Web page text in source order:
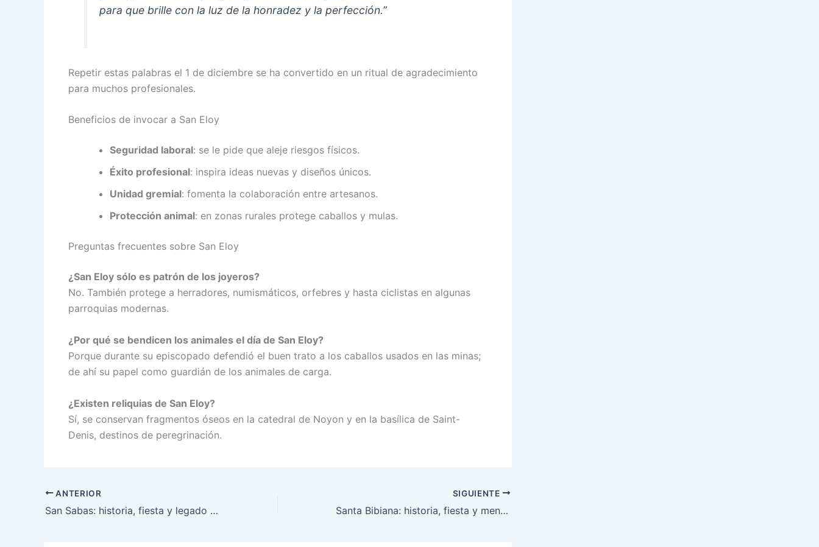
para que brille con la luz de la honradez y la perfección.”
Repetir estas palabras el 1 de diciembre se ha convertido en un ritual de agradecimiento
para muchos profesionales.
Beneficios de invocar a San Eloy
Seguridad laboral: se le pide que aleje riesgos físicos.
Éxito profesional: inspira ideas nuevas y diseños únicos.
Unidad gremial: fomenta la colaboración entre artesanos.
Protección animal: en zonas rurales protege caballos y mulas.
Preguntas frecuentes sobre San Eloy
¿San Eloy sólo es patrón de los joyeros?
No. También protege a herradores, numismáticos, orfebres y hasta ciclistas en algunas
parroquias modernas.
¿Por qué se bendicen los animales el día de San Eloy?
Porque durante su episcopado defendió el buen trato a los caballos usados en las minas;
de ahí su papel como guardián de los animales de carga.
¿Existen reliquias de San Eloy?
Sí, se conservan fragmentos óseos en la catedral de Noyon y en la basílica de Saint-
Denis, destinos de peregrinación.
ANTERIOR
San Sabas: historia, fiesta y legado que inspira hoy
SIGUIENTE
Santa Bibiana: historia, fiesta y mensaje para nuestros días